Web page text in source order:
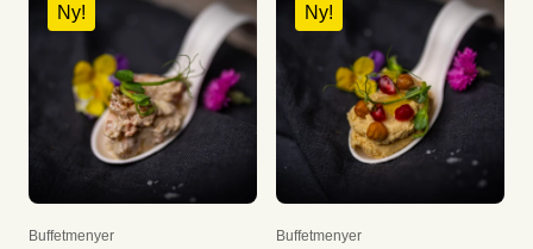
Ny!
Buffetmenyer
Ny!
Buffetmenyer